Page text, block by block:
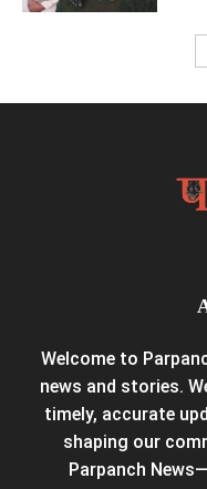
Welcome to
news and stories.
timely, accurate
shaping our
Parpanch